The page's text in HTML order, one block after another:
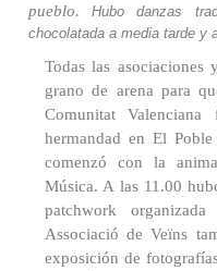
pueblo.Hubo danzas
chocolatada a media tarde y
Todas las asociaciones
grano de arena para
Comunitat
hermandad en El
comenzó con la
Música. A las 11.00
patchwork
Associació de Veïns
exposición de